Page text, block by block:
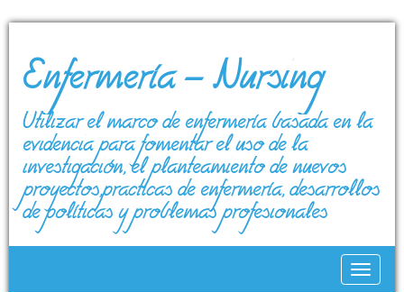
Enfermería – Nursing
Utilizar el marco de enfermería basada en la
evidencia para fomentar el uso de la
investigación, el planteamiento de nuevos
proyectos,prácticas de enfermería, desarrollos
de políticas y problemas profesionales